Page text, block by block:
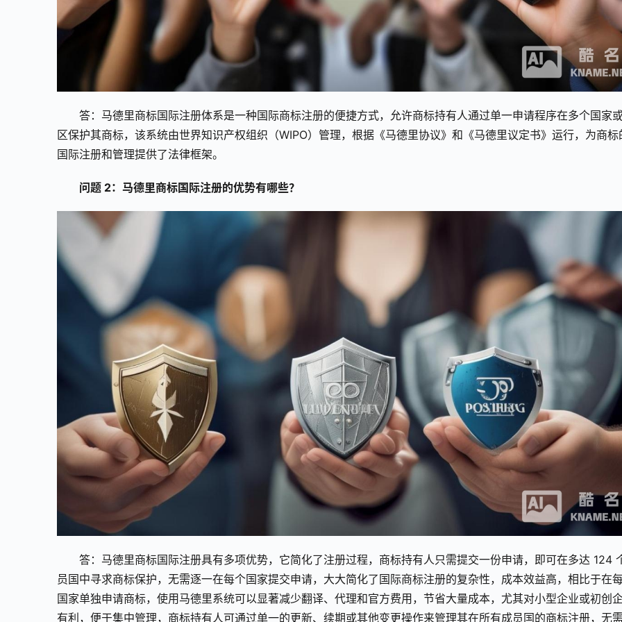
答：马德里商标国际注册体系是一种国际商标注册的便捷方式，允许商标持有人通过单一申请程序在多个国家
区保护其商标，该系统由世界知识产权组织（WIPO）管理，根据《马德里协议》和《马德里议定书》运行，为商标
国际注册和管理提供了法律框架。
问题 2：马德里商标国际注册的优势有哪些？
答：马德里商标国际注册具有多项优势，它简化了注册过程，商标持有人只需提交一份申请，即可在多达 124
员国中寻求商标保护，无需逐一在每个国家提交申请，大大简化了国际商标注册的复杂性，成本效益高，相比于在
国家单独申请商标，使用马德里系统可以显著减少翻译、代理和官方费用，节省大量成本，尤其对小型企业或初创
有利，便于集中管理，商标持有人可通过单一的更新、续期或其他变更操作来管理其在所有成员国的商标注册，无